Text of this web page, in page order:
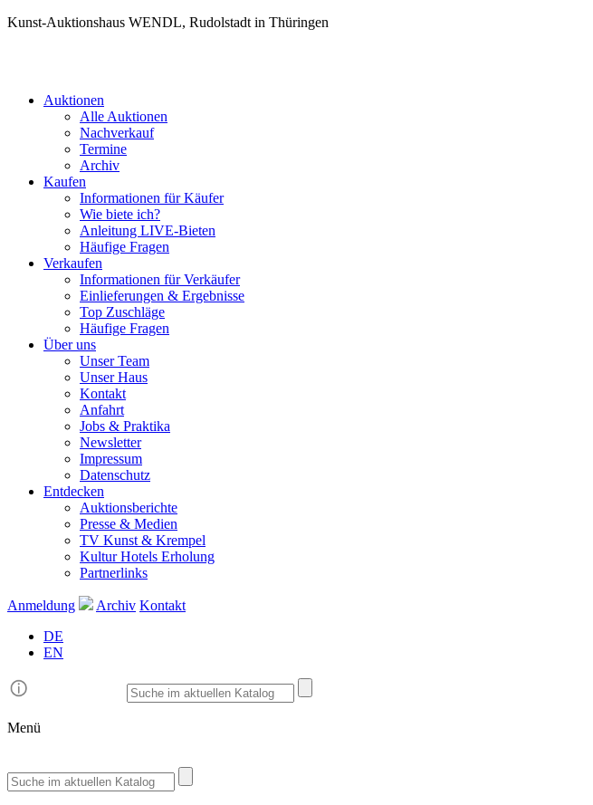
Kunst-Auktionshaus WENDL, Rudolstadt in Thüringen
Auktionen
Alle Auktionen
Nachverkauf
Termine
Archiv
Kaufen
Informationen für Käufer
Wie biete ich?
Anleitung LIVE-Bieten
Häufige Fragen
Verkaufen
Informationen für Verkäufer
Einlieferungen & Ergebnisse
Top Zuschläge
Häufige Fragen
Über uns
Unser Team
Unser Haus
Kontakt
Anfahrt
Jobs & Praktika
Newsletter
Impressum
Datenschutz
Entdecken
Auktionsberichte
Presse & Medien
TV Kunst & Krempel
Kultur Hotels Erholung
Partnerlinks
Anmeldung Archiv Kontakt
DE
EN
Menü